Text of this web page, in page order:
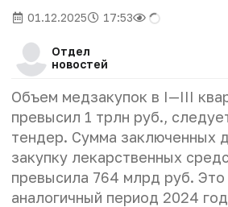
01.12.2025 17:53
Отдел
новостей
Объем медзакупок в I—III
превысил 1 трлн руб.,
тендер. Сумма заключенных
закупку лекарственных
превысила 764 млрд руб.
аналогичный период 2024